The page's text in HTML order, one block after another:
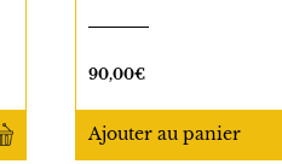
90,00€
Ajouter au panier